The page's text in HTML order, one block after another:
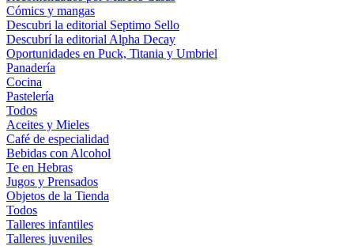
Cómics y mangas
Descubri la editorial Septimo Sello
Descubrí la editorial Alpha Decay
Oportunidades en Puck, Titania y Umbriel
Panadería
Cocina
Pastelería
Todos
Aceites y Mieles
Café de especialidad
Bebidas con Alcohol
Te en Hebras
Jugos y Prensados
Objetos de la Tienda
Todos
Talleres infantiles
Talleres juveniles